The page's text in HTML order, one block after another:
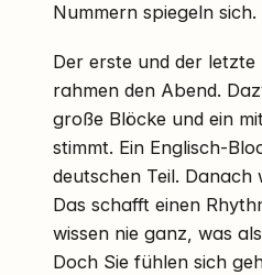
Nummern spiegeln sich.
Der erste und der
rahmen den Abend.
große Blöcke und ein
stimmt. Ein Englisch-
deutschen Teil. Danach
Das schafft einen
wissen nie ganz, was
Doch Sie fühlen sich